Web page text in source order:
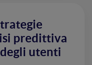
predittiva
utenti